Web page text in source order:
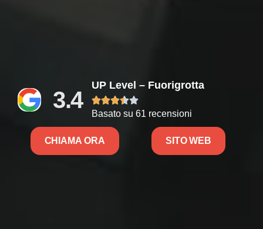
3.4
UP Level – Fuorigrotta

Basato su 61 recensioni
CHIAMA ORA SITO WEB